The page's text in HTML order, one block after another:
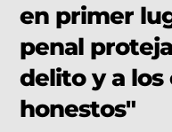
en primer
penal
delito y a los
honestos"